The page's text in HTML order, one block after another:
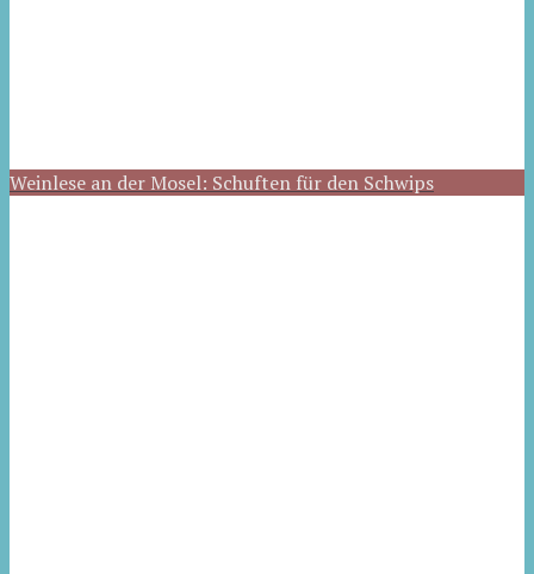
Weinlese an der Mosel: Schuften für den Schwips